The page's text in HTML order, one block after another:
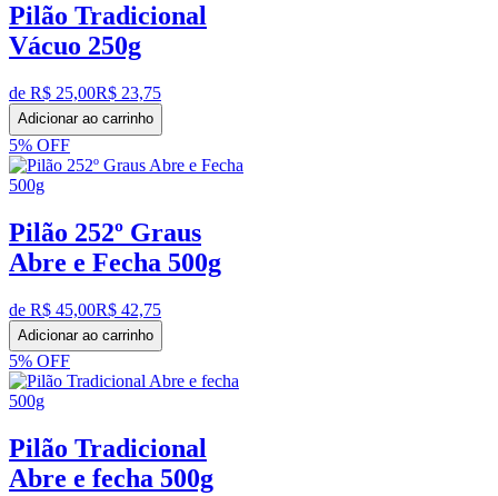
Pilão Tradicional
Vácuo 250g
de R$ 25,00R$ 23,75
Adicionar ao carrinho
5% OFF
Pilão 252º Graus
Abre e Fecha 500g
de R$ 45,00R$ 42,75
Adicionar ao carrinho
5% OFF
Pilão Tradicional
Abre e fecha 500g